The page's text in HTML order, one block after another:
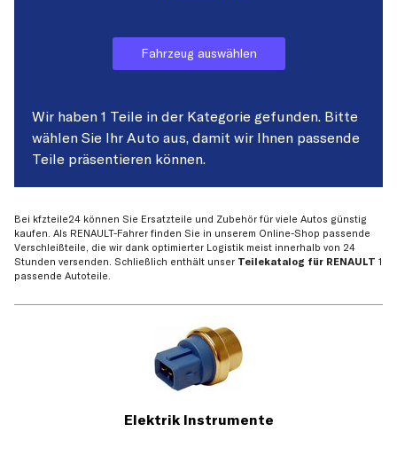
Fahrzeug auswählen
Wir haben 1 Teile in der Kategorie gefunden. Bitte
wählen Sie Ihr Auto aus, damit wir Ihnen passende
Teile präsentieren können.
Bei kfzteile24 können Sie Ersatzteile und Zubehör für viele Autos günstig
kaufen. Als RENAULT-Fahrer finden Sie in unserem Online-Shop passende
Verschleißteile, die wir dank optimierter Logistik meist innerhalb von 24
Stunden versenden. Schließlich enthält unser Teilekatalog für RENAULT 1
passende Autoteile.
Elektrik Instrumente